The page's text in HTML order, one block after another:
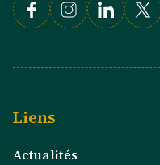
FacebookInstagramLinkedin
X
Liens
Actualités